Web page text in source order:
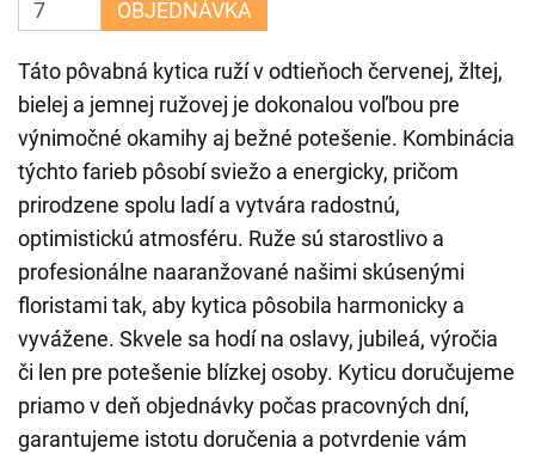
OBJEDNÁVKA
Táto pôvabná kytica ruží v odtieňoch červenej, žltej,
bielej a jemnej ružovej je dokonalou voľbou pre
výnimočné okamihy aj bežné potešenie. Kombinácia
týchto farieb pôsobí sviežo a energicky, pričom
prirodzene spolu ladí a vytvára radostnú,
optimistickú atmosféru. Ruže sú starostlivo a
profesionálne naaranžované našimi skúsenými
floristami tak, aby kytica pôsobila harmonicky a
vyvážene. Skvele sa hodí na oslavy, jubileá, výročia
či len pre potešenie blízkej osoby. Kyticu doručujeme
priamo v deň objednávky počas pracovných dní,
garantujeme istotu doručenia a potvrdenie vám